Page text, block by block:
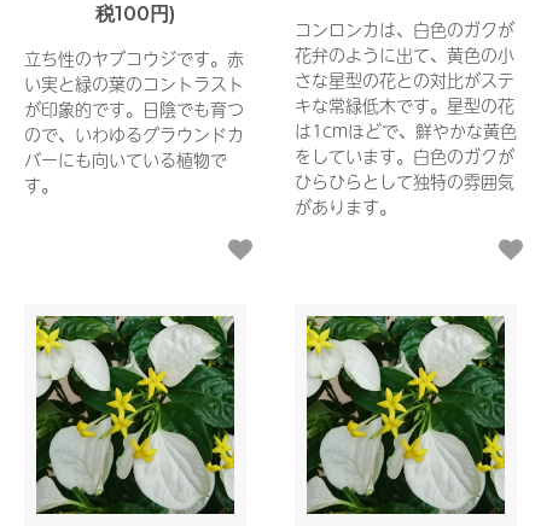
税100円)
立ち性のヤブコウジです。赤
い実と緑の葉のコントラスト
が印象的です。日陰でも育つ
ので、いわゆるグラウンドカ
バーにも向いている植物で
す。
コンロンカは、白色のガクが
花弁のように出て、黄色の小
さな星型の花との対比がステ
キな常緑低木です。星型の花
は1cmほどで、鮮やかな黄色
をしています。白色のガクが
ひらひらとして独特の雰囲気
があります。